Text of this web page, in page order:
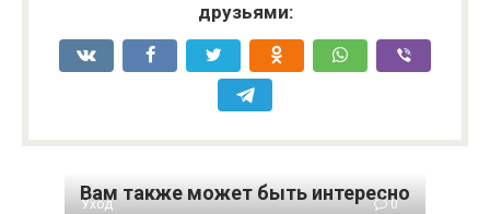
друзьями:
Вам также может быть интересно
Уход 0